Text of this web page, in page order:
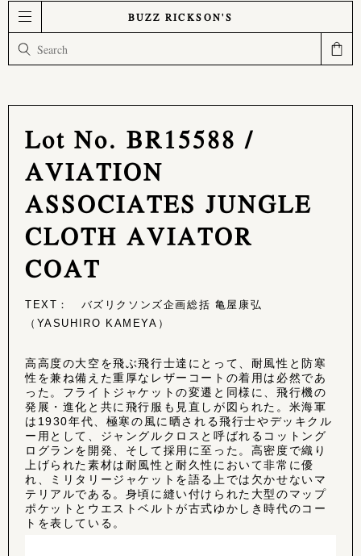
BUZZ RICKSON'S
Lot No. BR15588 /
AVIATION
ASSOCIATES JUNGLE
CLOTH AVIATOR
COAT
TEXT： バズリクソンズ企画総括 亀屋康弘
（YASUHIRO KAMEYA）
高高度の大空を飛ぶ飛行士達にとって、耐風性と防寒
性を兼ね備えた重厚なレザーコートの着用は必然であ
った。フライトジャケットの変遷と同様に、飛行機の
発展・進化と共に飛行服も見直しが図られた。米海軍
は1930年代、極寒の風に晒される飛行士やデッキクル
ー用として、ジャングルクロスと呼ばれるコットング
ログランを開発、そして採用に至った。高密度で織り
上げられた素材は耐風性と耐久性において非常に優
れ、ミリタリージャケットを語る上では欠かせないマ
テリアルである。身頃に縫い付けられた大型のマップ
ポケットとウエストベルトが古式ゆかしき時代のコー
トを表している。